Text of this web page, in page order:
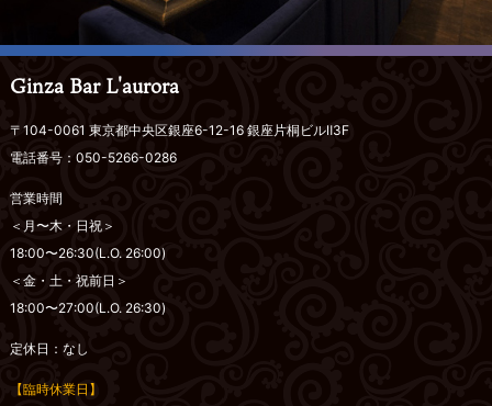
Ginza Bar L'aurora
〒104-0061 東京都中央区銀座6-12-16 銀座片桐ビルⅡ3F
電話番号：050-5266-0286
営業時間
＜月〜木・日祝＞
18:00〜26:30(L.O. 26:00)
＜金・土・祝前日＞
18:00〜27:00(L.O. 26:30)
定休日：なし
【臨時休業日】